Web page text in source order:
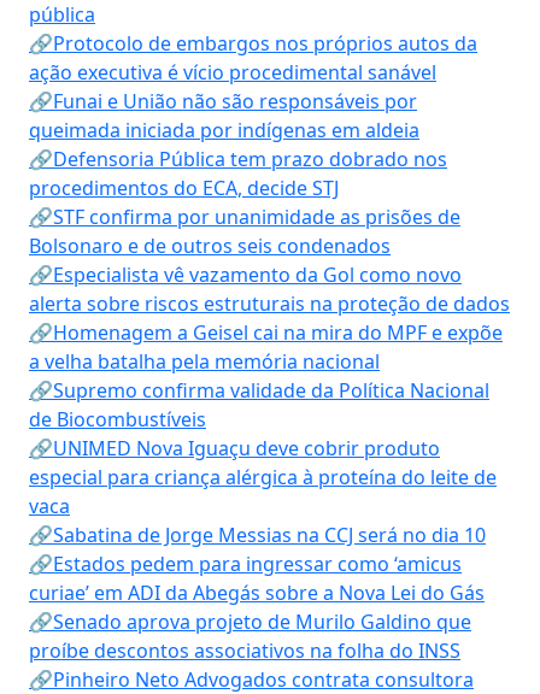
pública
🔗Protocolo de embargos nos próprios autos da
ação executiva é vício procedimental sanável
🔗Funai e União não são responsáveis por
queimada iniciada por indígenas em aldeia
🔗Defensoria Pública tem prazo dobrado nos
procedimentos do ECA, decide STJ
🔗STF confirma por unanimidade as prisões de
Bolsonaro e de outros seis condenados
🔗Especialista vê vazamento da Gol como novo
alerta sobre riscos estruturais na proteção de dados
🔗Homenagem a Geisel cai na mira do MPF e expõe
a velha batalha pela memória nacional
🔗Supremo confirma validade da Política Nacional
de Biocombustíveis
🔗UNIMED Nova Iguaçu deve cobrir produto
especial para criança alérgica à proteína do leite de
vaca
🔗Sabatina de Jorge Messias na CCJ será no dia 10
🔗Estados pedem para ingressar como ‘amicus
curiae’ em ADI da Abegás sobre a Nova Lei do Gás
🔗Senado aprova projeto de Murilo Galdino que
proíbe descontos associativos na folha do INSS
🔗Pinheiro Neto Advogados contrata consultora